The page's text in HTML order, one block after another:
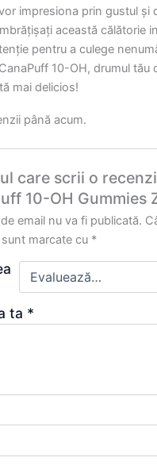
impresiona prin gustul și
această călătorie
pentru a culege
10-OH, drumul tău
mai delicios!
până acum.
care scrii o
10-OH Gummies
email nu va fi publicată.
marcate cu *
ta *